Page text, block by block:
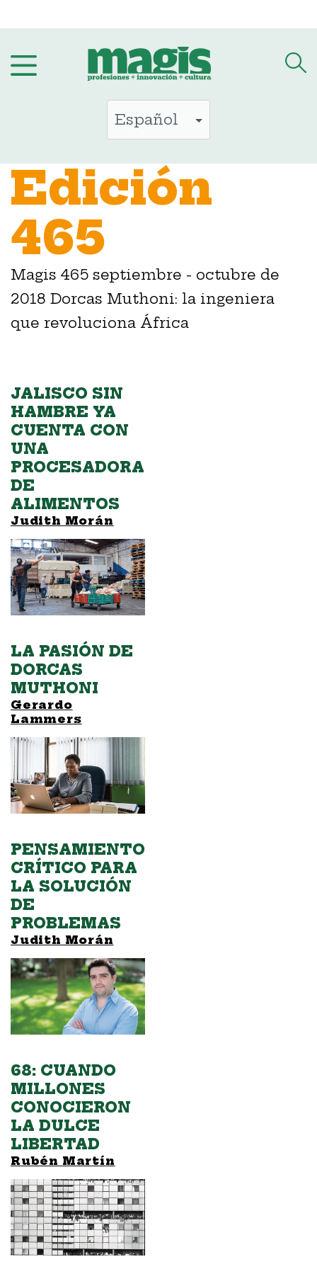
contenido
Edición
465
Magis 465 septiembre - octubre de
2018 Dorcas Muthoni: la ingeniera
que revoluciona África
JALISCO SIN
HAMBRE YA
CUENTA CON
UNA
PROCESADORA
DE
ALIMENTOS
Judith Morán
LA PASIÓN DE
DORCAS
MUTHONI
Gerardo
Lammers
PENSAMIENTO
CRÍTICO PARA
LA SOLUCIÓN
DE
PROBLEMAS
Judith Morán
68: CUANDO
MILLONES
CONOCIERON
LA DULCE
LIBERTAD
Rubén Martín